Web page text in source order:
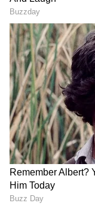
5
Image Credit :AI Image
ತವಾ ಕಪ್ಪಗಾಗಲು
ತವಾ ಕಪ್ಪಗಾಗಲು
ಬೆಳಗ್ಗೆ ಚಪಾತಿ
ರಾತ್ರಿ ರೊಟ್ಟಿ/